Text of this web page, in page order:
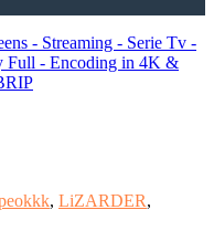
- Streaming - Serie Tv -
- Encoding in 4K &
, LiZARDER,